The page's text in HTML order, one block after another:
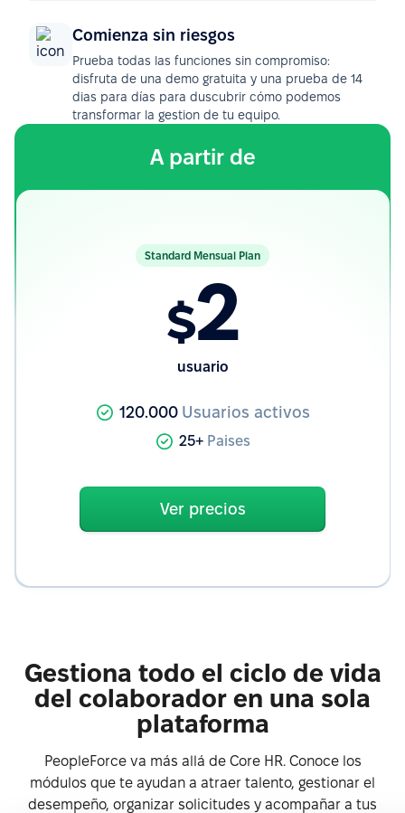
Comienza sin riesgos
Prueba todas las funciones sin compromiso:
disfruta de una demo gratuita y una prueba de 14
dias para días para duscubrir cómo podemos
transformar la gestion de tu equipo.
A partir de
Standard Mensual Plan
$2
usuario
120.000 Usuarios activos
25+ Paises
Ver precios
Gestiona todo el ciclo de vida
del colaborador en una sola
plataforma
PeopleForce va más allá de Core HR. Conoce los
módulos que te ayudan a atraer talento, gestionar el
desempeño, organizar solicitudes y acompañar a tus